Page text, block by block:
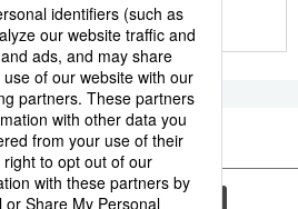
っと見る
光 気象・災害